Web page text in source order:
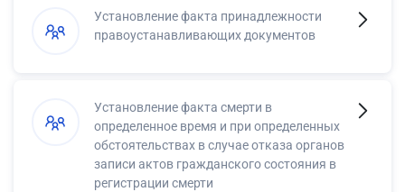
Установление факта принадлежности
правоустанавливающих документов
Установление факта смерти в
определенное время и при определенных
обстоятельствах в случае отказа органов
записи актов гражданского состояния в
регистрации смерти